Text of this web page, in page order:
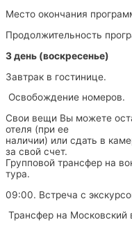
Место окончания
Продолжительность
3 день (воскресенье)
Завтрак в гостинице.
Освобождение номеров.
Свои вещи Вы можете
отеля (при ее
наличии) или сдать в
за свой счет.
Групповой трансфер на
тура.
09:00. Встреча с
Трансфер на Московский